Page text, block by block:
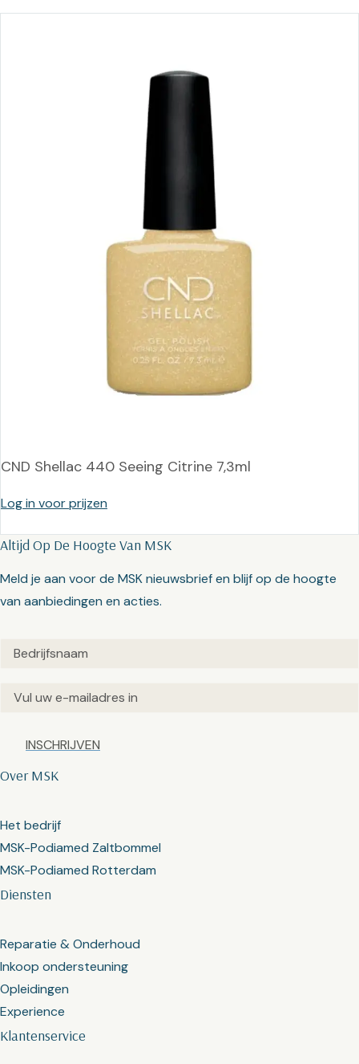
CND Shellac 440 Seeing Citrine 7,3ml
Log in voor prijzen
Klantenservice
Diensten
Reparatie & Onderhoud
Inkoop ondersteuning
Opleidingen
Experience
Over MSK
Het bedrijf
MSK-Podiamed Zaltbommel
MSK-Podiamed Rotterdam
Altijd Op De Hoogte Van MSK
Meld je aan voor de MSK nieuwsbrief en blijf op de hoogte
van aanbiedingen en acties.
Untitled(Vereist)
Email(Vereist)
Captcha